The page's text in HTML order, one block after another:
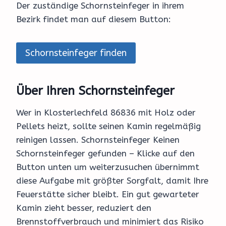
Der zuständige Schornsteinfeger in ihrem
Bezirk findet man auf diesem Button:
Schornsteinfeger finden
Über Ihren Schornsteinfeger
Wer in Klosterlechfeld 86836 mit Holz oder
Pellets heizt, sollte seinen Kamin regelmäßig
reinigen lassen. Schornsteinfeger Keinen
Schornsteinfeger gefunden – Klicke auf den
Button unten um weiterzusuchen übernimmt
diese Aufgabe mit größter Sorgfalt, damit Ihre
Feuerstätte sicher bleibt. Ein gut gewarteter
Kamin zieht besser, reduziert den
Brennstoffverbrauch und minimiert das Risiko